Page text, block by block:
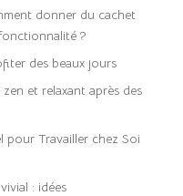
donner du cachet
?
des beaux jours
et relaxant après des
pour Travailler chez Soi
: idées